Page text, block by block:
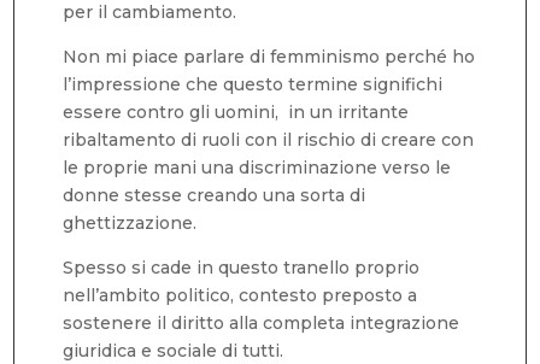
per il cambiamento.
Non mi piace parlare di femminismo perché ho
l’impressione che questo termine significhi
essere contro gli uomini, in un irritante
ribaltamento di ruoli con il rischio di creare con
le proprie mani una discriminazione verso le
donne stesse creando una sorta di
ghettizzazione.
Spesso si cade in questo tranello proprio
nell’ambito politico, contesto preposto a
sostenere il diritto alla completa integrazione
giuridica e sociale di tutti.